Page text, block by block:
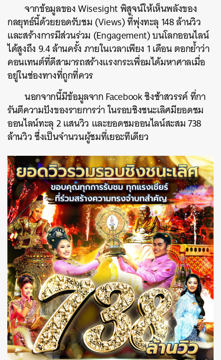
จากข้อมูลของ Wisesight พิสูจน์ให้เห็นพลังของ
กลยุทธ์นี้ด้วยยอดรับชม (Views) ที่พุ่งทะลุ 148 ล้านวิว
และสร้างการมีส่วนร่วม (Engagement) บนโลกออนไลน์
ได้สูงถึง 9.4 ล้านครั้ง ภายในเวลาเพียง 1 เดือน ตอกย้ำว่า
คอนเทนต์ที่ดีสามารถสร้างแรงกระเพื่อมได้มหาศาลเมื่อ
อยู่ในช่องทางที่ถูกที่ควร
นอกจากนี้มีข้อมูลจาก Facebook ชิงช้าสวรรค์ ที่กา
รันตีความปังของรายการว่า ในรอบชิงชนะเลิศมียอดชม
ออนไลน์ทะลุ 2 แสนวิว และยอดชมออนไลน์สะสม 738
ล้านวิว ซึ่งเป็นจำนวนผู้ชมที่เยอะทีเดียว